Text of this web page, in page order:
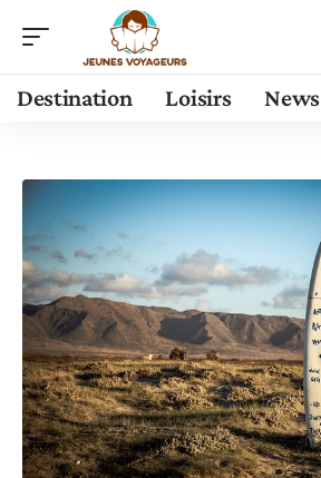
Destination Loisirs News